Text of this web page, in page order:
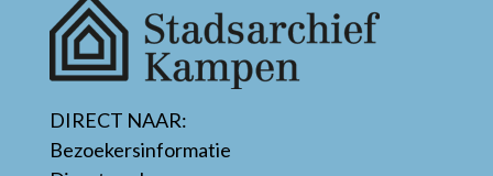
DIRECT NAAR:
Bezoekersinformatie